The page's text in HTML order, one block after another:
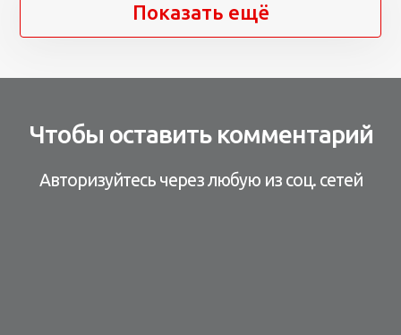
Показать ещё
Чтобы оставить комментарий
Авторизуйтесь через любую из соц. сетей